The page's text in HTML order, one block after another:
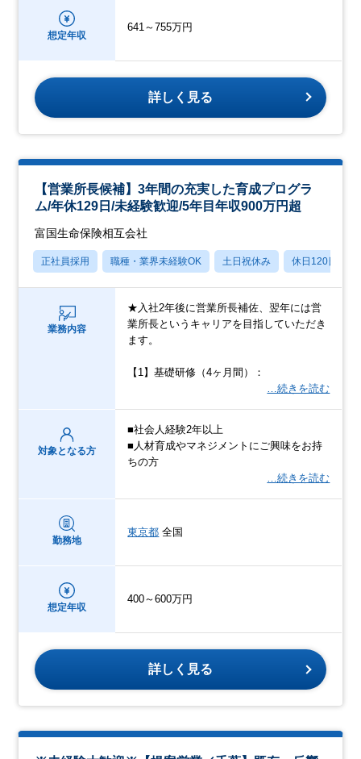
想定年収
641～755万円
詳しく見る
【営業所長候補】3年間の充実した育成プログラ
ム/年休129日/未経験歓迎/5年目年収900万円超
富国生命保険相互会社
正社員採用 職種・業界未経験OK 土日祝休み 休日120日以上
業務内容
★入社2年後に営業所長補佐、翌年には営
業所長というキャリアを目指していただき
ます。
【1】基礎研修（4ヶ月間）：
…続きを読む
対象となる方
■社会人経験2年以上
■人材育成やマネジメントにご興味をお持
ちの方
…続きを読む
勤務地
東京都 全国
想定年収
400～600万円
詳しく見る